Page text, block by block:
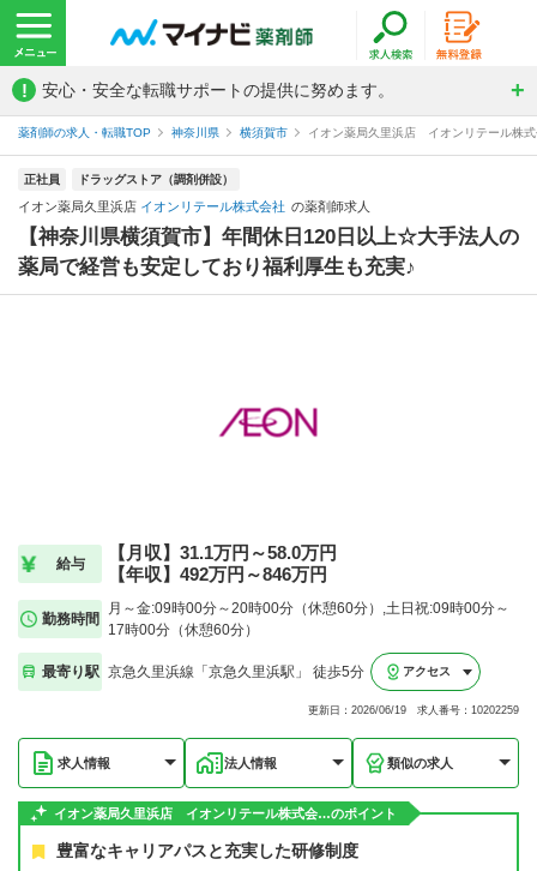
! 安心・安全な転職サポートの提供に努めます。
薬剤師の求人・転職TOP 神奈川県 横須賀市 イオン薬局久里浜店 イオンリテール株
正社員 ドラッグストア（調剤併設）
イオン薬局久里浜店 イオンリテール株式会社 の薬剤師求人
【神奈川県横須賀市】年間休日120日以上☆大手法人の
薬局で経営も安定しており福利厚生も充実♪
給与
【月収】31.1万円～58.0万円
【年収】492万円～846万円
勤務時間
月～金:09時00分～20時00分（休憩60分）,土日祝:09時00分～
17時00分（休憩60分）
最寄り駅 京急久里浜線「京急久里浜駅」 徒歩5分 アクセス
更新日：2026/06/19 求人番号：10202259
求人情報 法人情報 類似の求人
イオン薬局久里浜店 イオンリテール株式会…のポイント
豊富なキャリアパスと充実した研修制度